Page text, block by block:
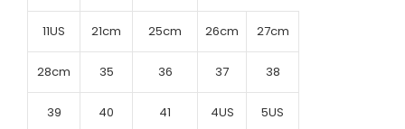
11US 21cm 25cm 26cm 27cm
28cm 35 36 37 38
39 40 41 4US 5US